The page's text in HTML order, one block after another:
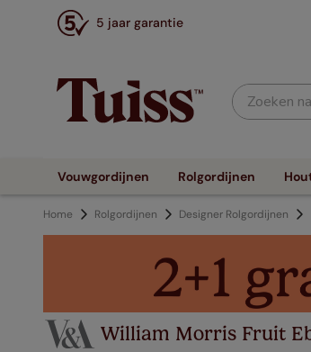
5 jaar garantie
Zoeken
Vouwgordijnen Rolgordijnen
Home Rolgordijnen Designer Rolgordijnen
William Morris Fruit